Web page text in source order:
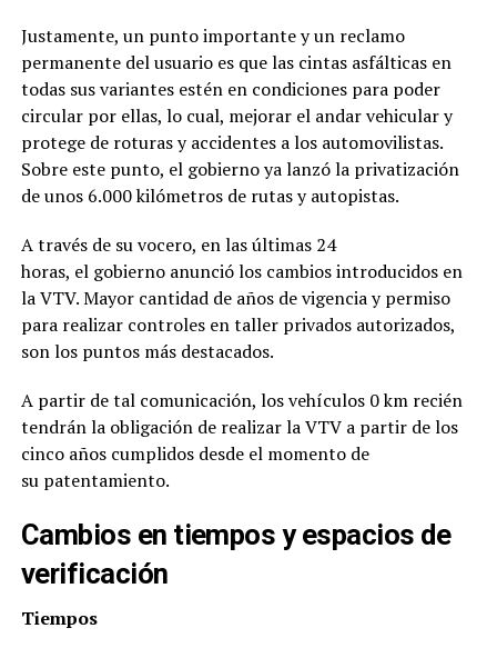
Justamente, un punto importante y un reclamo
permanente del usuario es que las cintas asfálticas en
todas sus variantes estén en condiciones para poder
circular por ellas, lo cual, mejorar el andar vehicular y
protege de roturas y accidentes a los automovilistas.
Sobre este punto, el gobierno ya lanzó la privatización
de unos 6.000 kilómetros de rutas y autopistas.
A través de su vocero, en las últimas 24
horas, el gobierno anunció los cambios introducidos en
la VTV. Mayor cantidad de años de vigencia y permiso
para realizar controles en taller privados autorizados,
son los puntos más destacados.
A partir de tal comunicación, los vehículos 0 km recién
tendrán la obligación de realizar la VTV a partir de los
cinco años cumplidos desde el momento de
su patentamiento.
Cambios en tiempos y espacios de
verificación
Tiempos